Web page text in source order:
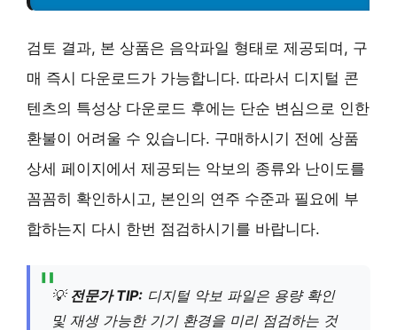
검토 결과, 본 상품은 음악파일 형태로 제공되며, 구
매 즉시 다운로드가 가능합니다. 따라서 디지털 콘
텐츠의 특성상 다운로드 후에는 단순 변심으로 인한
환불이 어려울 수 있습니다. 구매하시기 전에 상품
상세 페이지에서 제공되는 악보의 종류와 난이도를
꼼꼼히 확인하시고, 본인의 연주 수준과 필요에 부
합하는지 다시 한번 점검하시기를 바랍니다.
💡 전문가 TIP: 디지털 악보 파일은 용량 확인
및 재생 가능한 기기 환경을 미리 점검하는 것